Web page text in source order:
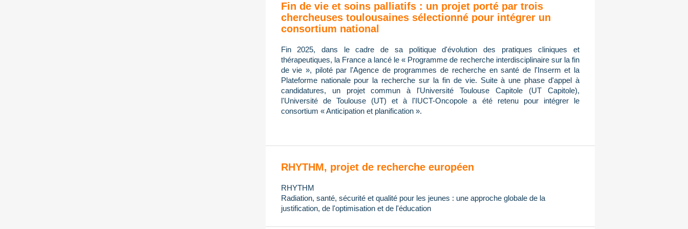
Fin de vie et soins palliatifs : un projet porté par trois
chercheuses toulousaines sélectionné pour intégrer un
consortium national
Fin 2025, dans le cadre de sa politique d'évolution des pratiques cliniques et
thérapeutiques, la France a lancé le « Programme de recherche interdisciplinaire sur la fin
de vie », piloté par l'Agence de programmes de recherche en santé de l'Inserm et la
Plateforme nationale pour la recherche sur la fin de vie. Suite à une phase d'appel à
candidatures, un projet commun à l'Université Toulouse Capitole (UT Capitole),
l'Université de Toulouse (UT) et à l'IUCT-Oncopole a été retenu pour intégrer le
consortium « Anticipation et planification ».
RHYTHM, projet de recherche européen
RHYTHM
Radiation, santé, sécurité et qualité pour les jeunes : une approche globale de la
justification, de l'optimisation et de l'éducation